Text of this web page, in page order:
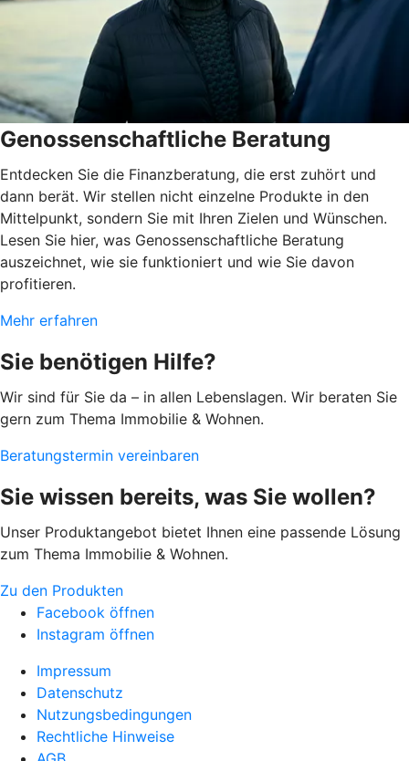
Genossenschaftliche Beratung
Entdecken Sie die Finanzberatung, die erst zuhört und
dann berät. Wir stellen nicht einzelne Produkte in den
Mittelpunkt, sondern Sie mit Ihren Zielen und Wünschen.
Lesen Sie hier, was Genossenschaftliche Beratung
auszeichnet, wie sie funktioniert und wie Sie davon
profitieren.
Mehr erfahren
Sie benötigen Hilfe?
Wir sind für Sie da – in allen Lebenslagen. Wir beraten Sie
gern zum Thema Immobilie & Wohnen.
Beratungstermin vereinbaren
Sie wissen bereits, was Sie wollen?
Unser Produktangebot bietet Ihnen eine passende Lösung
zum Thema Immobilie & Wohnen.
Zu den Produkten
Facebook öffnen
Instagram öffnen
Impressum
Datenschutz
Nutzungsbedingungen
Rechtliche Hinweise